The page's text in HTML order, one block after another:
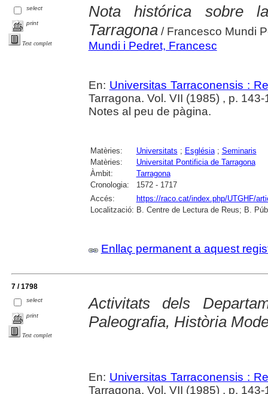
select
print
Text complet
Nota histórica sobre
Tarragona/ Francesco Mundi
Mundi i Pedret, Francesc
En: Universitas Tarraconensis :
Tarragona. Vol. VII (1985) , p. 143-
Notes al peu de pàgina.
Matèries: Universitats ; Església; Seminaris
Matèries:
Universitat Pontificia de Tarragona
Àmbit:
Tarragona
Cronologia:
1572 - 1717
Accés:
https://raco.cat/index.php/UTGHF/
Localització: B. Centre de Lectura de Reus; B.
Enllaç permanent a aquest
7 / 1798
select
print
Text complet
Activitats dels
Paleografia, Història
En: Universitas Tarraconensis :
Tarragona. Vol. VII (1985) , p. 143-